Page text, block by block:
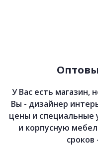
У Вас есть магазин,
Вы - дизайнер
цены и специальные
и корпусную
сроков